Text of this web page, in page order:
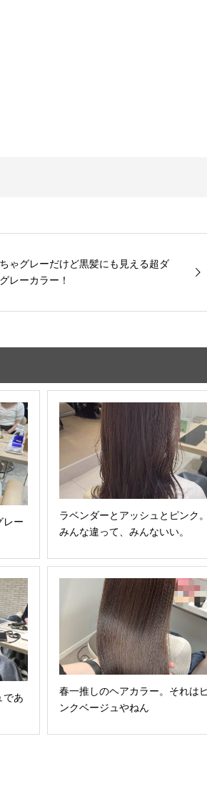
ゃグレーだけど黒髪にも見える超ダ
レーカラー！
レー
ラベンダーとアッシュとピンク。
みんな違って、みんないい。
であ
春一推しのヘアカラー。それは
ンクベージュやねん